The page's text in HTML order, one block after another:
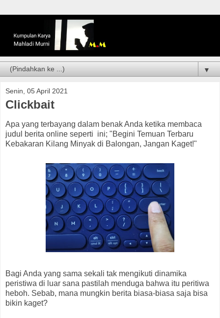
▼
Senin, 05 April 2021
Clickbait
Apa yang terbayang dalam benak Anda ketika membaca
judul berita online seperti ini; "Begini Temuan Terbaru
Kebakaran Kilang Minyak di Balongan, Jangan Kaget!"
Bagi Anda yang sama sekali tak mengikuti dinamika
peristiwa di luar sana pastilah menduga bahwa itu peritiwa
heboh. Sebab, mana mungkin berita biasa-biasa saja bisa
bikin kaget?